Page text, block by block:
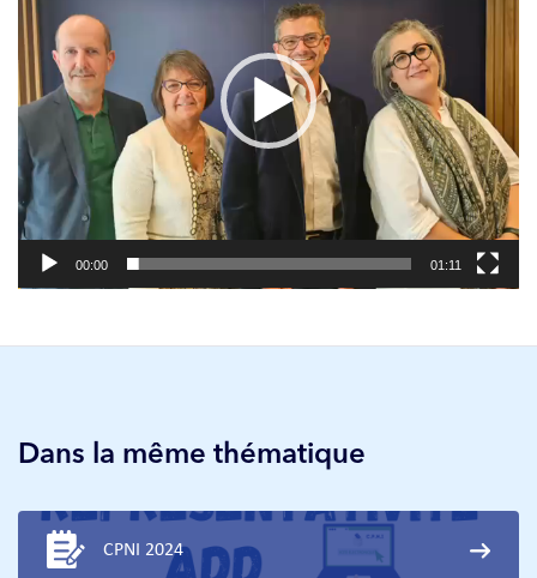
00:00 01:11
Dans la même thématique
CPNI 2024